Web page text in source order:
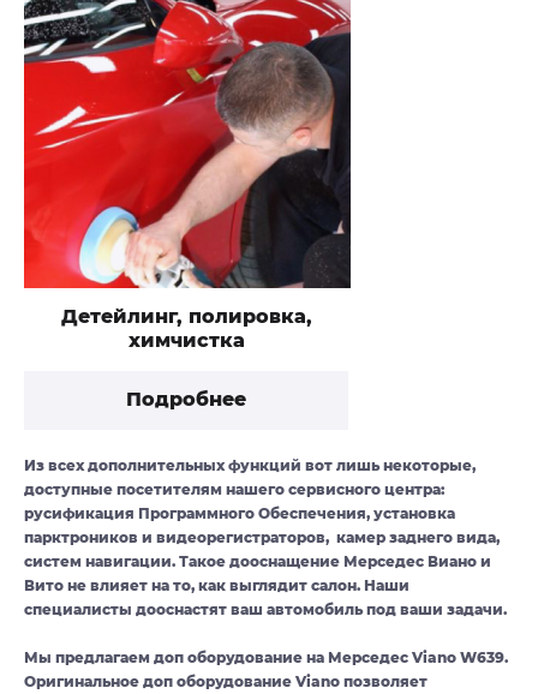
Детейлинг, полировка,
химчистка
Подробнее
Из всех дополнительных функций вот лишь некоторые,
доступные посетителям нашего сервисного центра:
русификация Программного Обеспечения, установка
парктроников и видеорегистраторов, камер заднего вида,
систем навигации. Такое дооснащение Мерседес Виано и
Вито не влияет на то, как выглядит салон. Наши
специалисты дооснастят ваш автомобиль под ваши задачи.
Мы предлагаем доп оборудование на Мерседес Viano W639.
Оригинальное доп оборудование Viano позволяет